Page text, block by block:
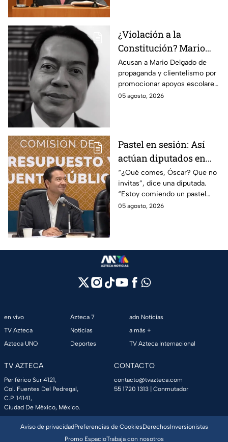
¿Violación a la
Constitución? Mario
Delgado usa la beca
Rita Cetina para hacer
propaganda
Acusan a Mario Delgado de
propaganda y clientelismo por
promocionar apoyos escolares
como un “favor” del gobierno.
05 agosto, 2026
Pastel en sesión: Así
actúan diputados en
Comisión de
Presupuesto
“¿Qué comes, Óscar? Que no
invitas”, dice una diputada.
“Estoy comiendo un pastel
muy rico”, responde Óscar
05 agosto, 2026
en vivo
TV Azteca
Azteca UNO
Azteca 7
Noticias
Deportes
adn Noticias
a más +
TV Azteca Internacional
TV AZTECA
Periférico Sur 4121,
Col. Fuentes Del Pedregal,
C.P. 14141,
Ciudad De México, México.
CONTACTO
contacto@tvazteca.com
55 1720 1313 | Conmutador
Aviso de privacidadPreferencias de CookiesDerechosInversionistas
Promo EspacioTrabaja con nosotros